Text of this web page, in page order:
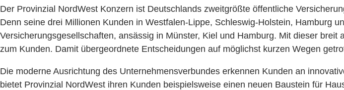
Der Provinzial NordWest Konzern ist Deutschlands zweitgrößte öffentliche
Denn seine drei Millionen Kunden in Westfalen-Lippe, Schleswig-Holstein, Hamburg
Versicherungsgesellschaften, ansässig in Münster, Kiel und Hamburg. Mit dieser
zum Kunden. Damit übergeordnete Entscheidungen auf möglichst kurzen Wegen
Die moderne Ausrichtung des Unternehmensverbundes erkennen Kunden an
bietet Provinzial NordWest ihren Kunden beispielsweise einen neuen Baustein für